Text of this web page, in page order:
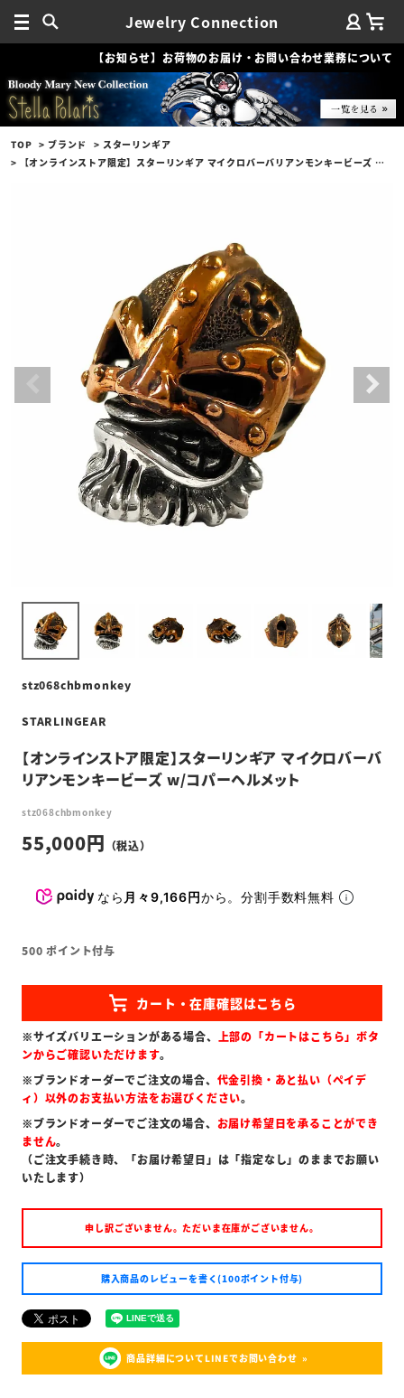
Jewelry Connection
【お知らせ】お荷物のお届け・お問い合わせ業務について
TOP ブランド
スターリンギア
【オンラインストア限定】スターリンギア マイクロバーバリアンモンキービーズ w/コパーヘルメット
stz068chbmonkey
STARLINGEAR
【オンラインストア限定】スターリンギア マイクロバーバ
リアンモンキービーズ w/コパーヘルメット
stz068chbmonkey
55,000
なら 月々9,166円から。分割手数料無料
500 ポイント付与
※サイズバリエーションがある場合、 上部の「カートはこちら」ボタ
ンからご確認いただけます。
※ブランドオーダーでご注文の場合、 代金引換・あと払い（ペイデ
ィ）以外のお支払い方法をお選びください。
※ブランドオーダーでご注文の場合、 お届け希望日を承ることができ
ません。
（ご注文手続き時、「お届け希望日」は「指定なし」のままでお願い
いたします）
申し訳ございません。ただいま在庫がございません。
購入商品のレビューを書く(100ポイント付与)
商品詳細についてLINEでお問い合わせ